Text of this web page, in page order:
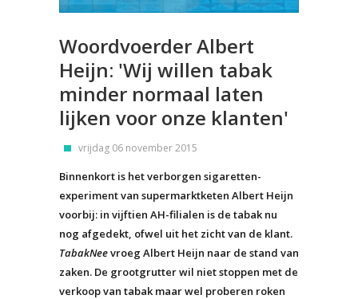
Woordvoerder Albert
Heijn: 'Wij willen tabak
minder normaal laten
lijken voor onze klanten'
vrijdag 06 november 2015
Binnenkort is het verborgen sigaretten-
experiment van supermarktketen Albert Heijn
voorbij: in vijftien AH-filialen is de tabak nu
nog afgedekt, ofwel uit het zicht van de klant.
TabakNeevroeg Albert Heijn naar de stand van
zaken. De grootgrutter wil niet stoppen met de
verkoop van tabak maar wel proberen roken